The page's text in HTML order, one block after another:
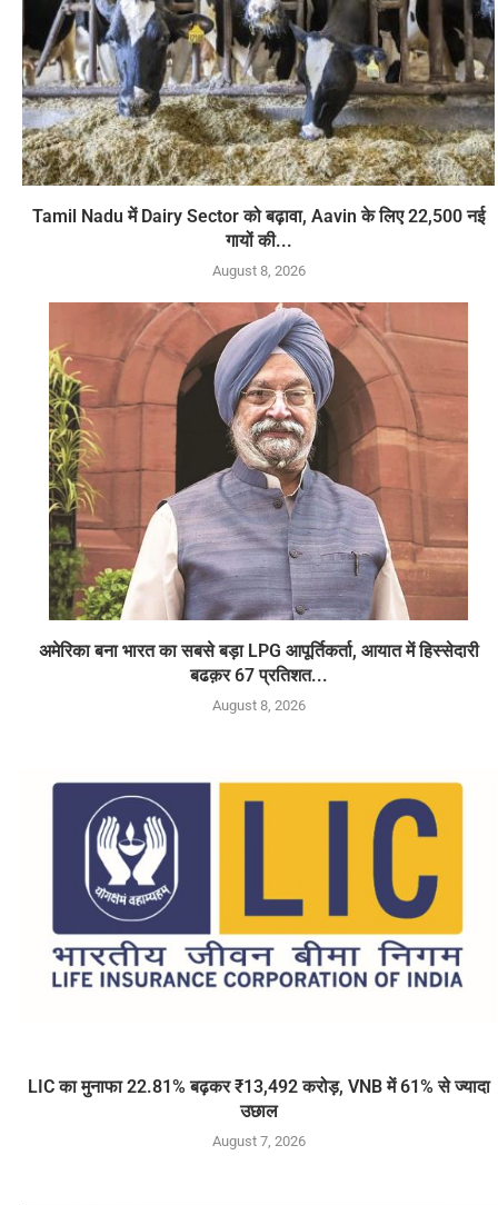
Tamil Nadu में Dairy Sector को बढ़ावा, Aavin के लिए 22,500 नई
गायों की...
August 8, 2026
अमेरिका बना भारत का सबसे बड़ा LPG आपूर्तिकर्ता, आयात में हिस्सेदारी
बढक़र 67 प्रतिशत...
August 8, 2026
LIC का मुनाफा 22.81% बढ़कर ₹13,492 करोड़, VNB में 61% से ज्यादा
उछाल
August 7, 2026